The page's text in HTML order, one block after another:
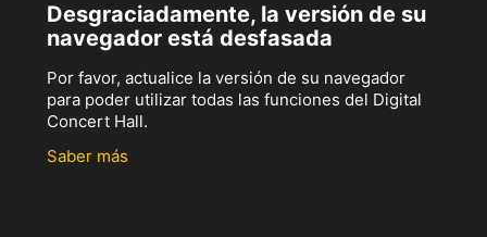
Desgraciadamente, la versión de su
navegador está desfasada
Por favor, actualice la versión de su navegador
para poder utilizar todas las funciones del Digital
Concert Hall.
Saber más